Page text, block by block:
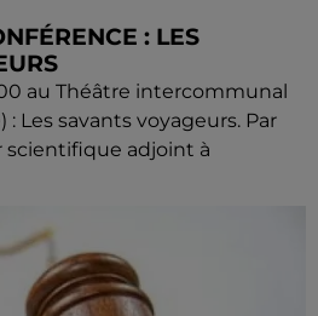
: LES
au Théâtre intercommunal
Les savants voyageurs. Par
scientifique adjoint à